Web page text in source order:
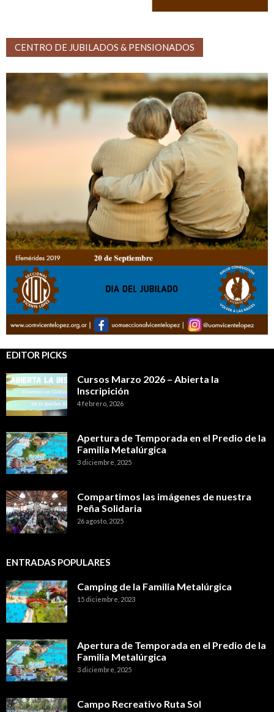
CENTRO DE JUBILADOS & PENSIONADOS
EDITOR PICKS
Cursos Marzo 2026 – Abierta la
Inscripición
4 febrero, 2026
Apertura de Temporada en el Predio de la
Familia Metalúrgica
3 diciembre, 2025
Compartimos las imágenes de nuestra
Peña Solidaria
26 agosto, 2025
ENTRADAS POPULARES
Camping de la Familia Metalúrgica
15 diciembre, 2023
Apertura de Temporada en el Predio de la
Familia Metalúrgica
3 diciembre, 2025
Campo Recreativo Ruta Sol